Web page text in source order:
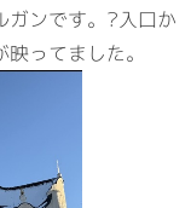
情報の保護
>
ガンです。?入口か
ってました。